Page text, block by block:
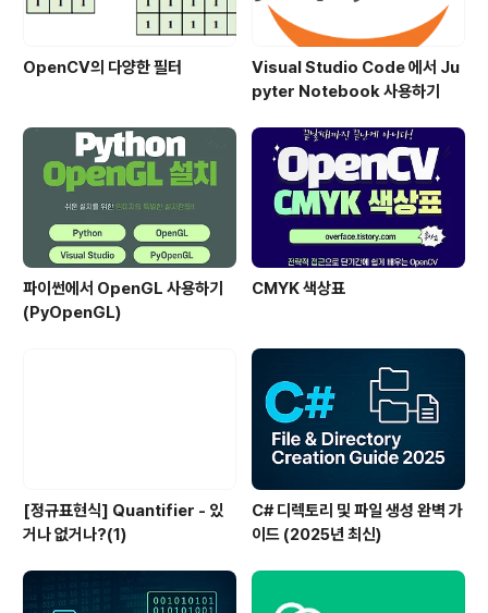
OpenCV의 다양한 필터
Visual Studio Code 에서 Ju
pyter Notebook 사용하기
파이썬에서 OpenGL 사용하기
(PyOpenGL)
CMYK 색상표
[정규표현식] Quantifier - 있
거나 없거나?(1)
C# 디렉토리 및 파일 생성 완벽 가
이드 (2025년 최신)